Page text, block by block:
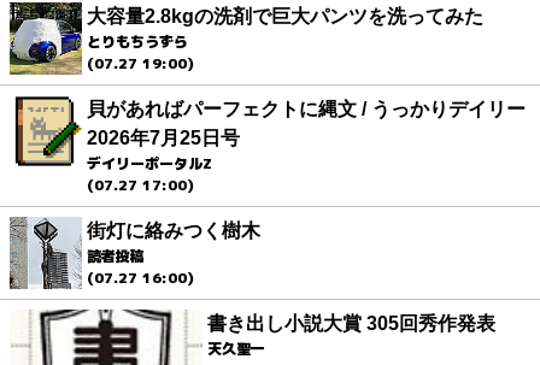
大容量2.8kgの洗剤で巨大パンツを洗ってみた
とりもちうずら
(07.27 19:00)
貝があればパーフェクトに縄文 / うっかりデイリー
2026年7月25日号
デイリーポータルZ
(07.27 17:00)
街灯に絡みつく樹木
読者投稿
(07.27 16:00)
書き出し小説大賞 305回秀作発表
天久聖一